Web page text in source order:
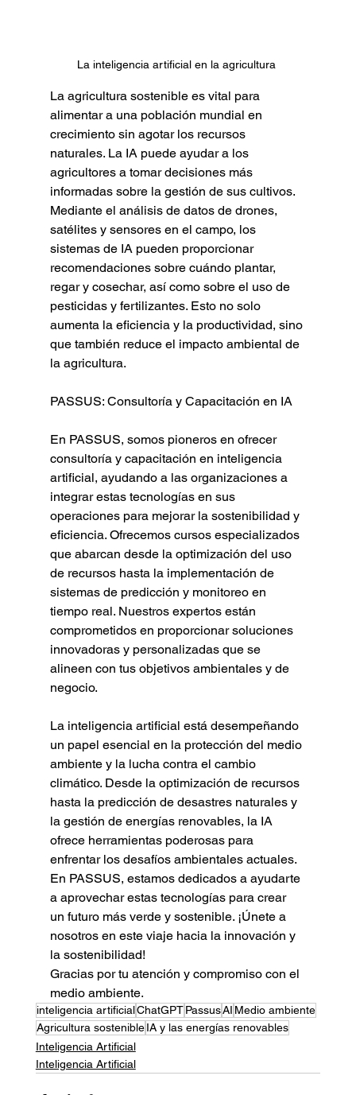
La inteligencia artificial en la agricultura
La agricultura sostenible es vital para
alimentar a una población mundial en
crecimiento sin agotar los recursos
naturales. La IA puede ayudar a los
agricultores a tomar decisiones más
informadas sobre la gestión de sus cultivos.
Mediante el análisis de datos de drones,
satélites y sensores en el campo, los
sistemas de IA pueden proporcionar
recomendaciones sobre cuándo plantar,
regar y cosechar, así como sobre el uso de
pesticidas y fertilizantes. Esto no solo
aumenta la eficiencia y la productividad, sino
que también reduce el impacto ambiental de
la agricultura.
PASSUS: Consultoría y Capacitación en IA
En PASSUS, somos pioneros en ofrecer
consultoría y capacitación en inteligencia
artificial, ayudando a las organizaciones a
integrar estas tecnologías en sus
operaciones para mejorar la sostenibilidad y
eficiencia. Ofrecemos cursos especializados
que abarcan desde la optimización del uso
de recursos hasta la implementación de
sistemas de predicción y monitoreo en
tiempo real. Nuestros expertos están
comprometidos en proporcionar soluciones
innovadoras y personalizadas que se
alineen con tus objetivos ambientales y de
negocio.
La inteligencia artificial está desempeñando
un papel esencial en la protección del medio
ambiente y la lucha contra el cambio
climático. Desde la optimización de recursos
hasta la predicción de desastres naturales y
la gestión de energías renovables, la IA
ofrece herramientas poderosas para
enfrentar los desafíos ambientales actuales.
En PASSUS, estamos dedicados a ayudarte
a aprovechar estas tecnologías para crear
un futuro más verde y sostenible. ¡Únete a
nosotros en este viaje hacia la innovación y
la sostenibilidad!
Gracias por tu atención y compromiso con el
medio ambiente.
inteligencia artificialChatGPT PassusAI Medio ambiente
Agricultura sostenible IA y las energías renovables
Inteligencia Artificial
Inteligencia Artificial